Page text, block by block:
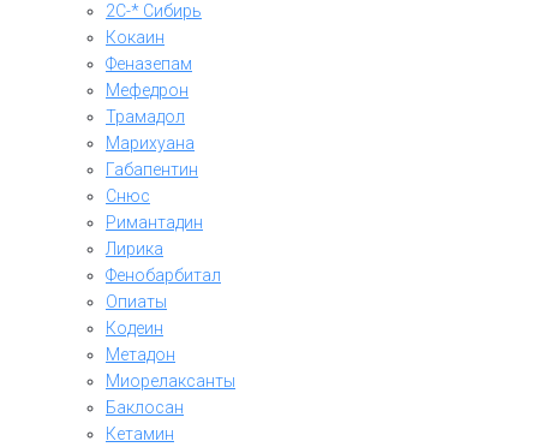
2C-* Сибирь
Кокаин
Феназепам
Мефедрон
Трамадол
Марихуана
Габапентин
Снюс
Римантадин
Лирика
Фенобарбитал
Опиаты
Кодеин
Метадон
Миорелаксанты
Баклосан
Кетамин